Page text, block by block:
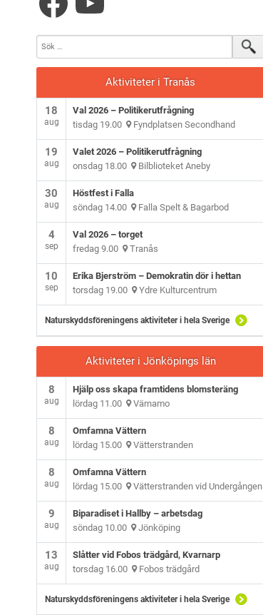
Aktiviteter i Tranås
18
aug
Val 2026 – Politikerutfrågning
tisdag 19.00 Fyndplatsen Secondhand
19
aug
Valet 2026 – Politikerutfrågning
onsdag 18.00 Bilblioteket Aneby
30
aug
Höstfest i Falla
söndag 14.00 Falla Spelt & Bagarbod
4
sep
Val 2026 – torget
fredag 9.00 Tranås
10
sep
Erika Bjerström – Demokratin dör i hettan
torsdag 19.00 Ydre Kulturcentrum
Naturskyddsföreningens aktiviteter i hela Sverige
Aktiviteter i Jönköpings län
8
aug
Hjälp oss skapa framtidens blomsteräng
lördag 11.00 Värnamo
8
aug
Omfamna Vättern
lördag 15.00 Vätterstranden
8
aug
Omfamna Vättern
lördag 15.00 Vätterstranden vid Undergången
9
aug
Biparadiset i Hallby – arbetsdag
söndag 10.00 Jönköping
13
aug
Slåtter vid Fobos trädgård, Kvarnarp
torsdag 16.00 Fobos trädgård
Naturskyddsföreningens aktiviteter i hela Sverige